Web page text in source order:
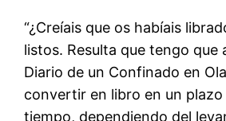
“¿Creíais que os habíais
listos. Resulta que tengo que
Diario de un Confinado en
convertir en libro en un
tiempo, dependiendo del